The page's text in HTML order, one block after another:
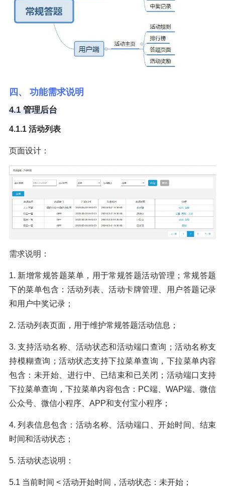
四、 功能需求说明
4.1 管理后台
4.1.1 活动列表
页面设计：
需求说明：
1. 新增常规答题菜单，用于常规答题活动管理；常规答题
下的菜单包含：活动列表、活动卡牌管理、用户答题记录
和用户中奖记录；
2. 活动列表页面，用于维护常规答题活动信息；
3. 支持活动名称、活动状态和活动端口查询；活动名称支
持模糊查询；活动状态支持下拉菜单查询，下拉菜单内容
包含：未开始、进行中、已结束和已关闭；活动端口支持
下拉菜单查询，下拉菜单内容包含：PC端、WAP端、微信
公众号、微信小程序、APP和支付宝小程序；
4. 列表信息包含：活动名称、活动端口、开始时间、结束
时间和活动状态；
5. 活动状态说明：
5.1 当前时间 < 活动开始时间，活动状态：未开始；